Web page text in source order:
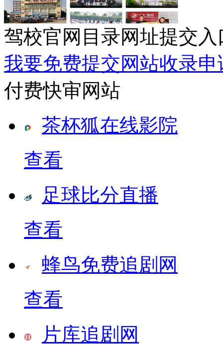
驾校官网目录网址提交入
我要免费提交网站收录申
付费快审网站
茶杯狐在线影院
查看
足球比分直播
查看
蜂鸟免费追剧网
查看
片库追剧网